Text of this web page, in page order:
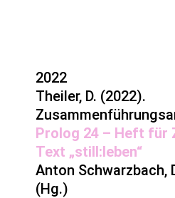
2022
Theiler, D. (2022).
Prolog 24 – Heft für
Text „still:leben“
Anton Schwarzbach,
(Hg.)